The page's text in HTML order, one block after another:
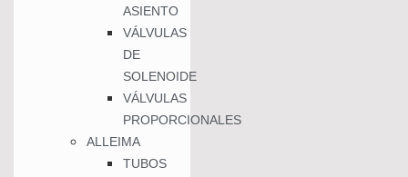
ASIENTO
VÁLVULAS
DE
SOLENOIDE
VÁLVULAS
PROPORCIONALES
ALLEIMA
TUBOS